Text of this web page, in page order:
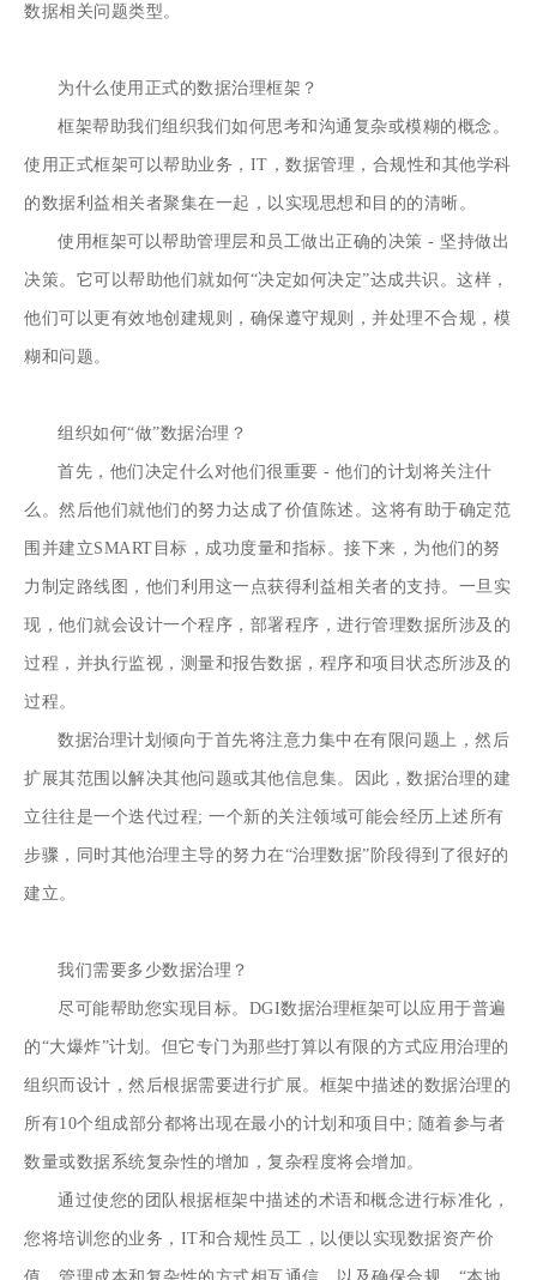
数据相关问题类型。
为什么使用正式的数据治理框架？
框架帮助我们组织我们如何思考和沟通复杂或模糊的概念。
使用正式框架可以帮助业务，IT，数据管理，合规性和其他学科
的数据利益相关者聚集在一起，以实现思想和目的的清晰。
使用框架可以帮助管理层和员工做出正确的决策 - 坚持做出
决策。它可以帮助他们就如何“决定如何决定”达成共识。这样，
他们可以更有效地创建规则，确保遵守规则，并处理不合规，模
糊和问题。
组织如何“做”数据治理？
首先，他们决定什么对他们很重要 - 他们的计划将关注什
么。然后他们就他们的努力达成了价值陈述。这将有助于确定范
围并建立SMART目标，成功度量和指标。接下来，为他们的努
力制定路线图，他们利用这一点获得利益相关者的支持。一旦实
现，他们就会设计一个程序，部署程序，进行管理数据所涉及的
过程，并执行监视，测量和报告数据，程序和项目状态所涉及的
过程。
数据治理计划倾向于首先将注意力集中在有限问题上，然后
扩展其范围以解决其他问题或其他信息集。因此，数据治理的建
立往往是一个迭代过程; 一个新的关注领域可能会经历上述所有
步骤，同时其他治理主导的努力在“治理数据”阶段得到了很好的
建立。
我们需要多少数据治理？
尽可能帮助您实现目标。DGI数据治理框架可以应用于普遍
的“大爆炸”计划。但它专门为那些打算以有限的方式应用治理的
组织而设计，然后根据需要进行扩展。框架中描述的数据治理的
所有10个组成部分都将出现在最小的计划和项目中; 随着参与者
数量或数据系统复杂性的增加，复杂程度将会增加。
通过使您的团队根据框架中描述的术语和概念进行标准化，
您将培训您的业务，IT和合规性员工，以便以实现数据资产价